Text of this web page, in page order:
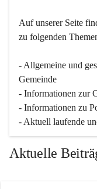
Auf unserer Seite
zu folgenden
- Allgemeine und
Gemeinde
- Informationen zur
- Informationen zu
- Aktuell laufende
Aktuelle